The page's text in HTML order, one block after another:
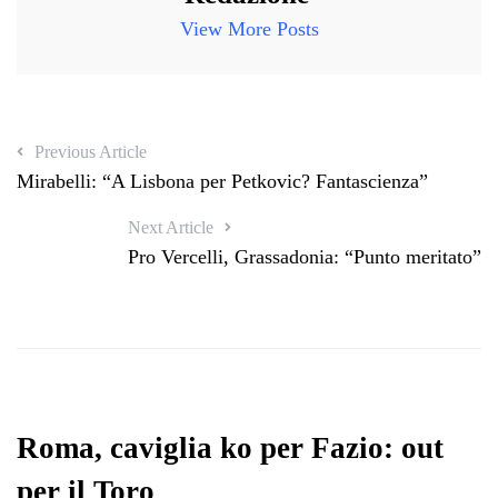
View More Posts
Previous Article
Mirabelli: “A Lisbona per Petkovic? Fantascienza”
Next Article
Pro Vercelli, Grassadonia: “Punto meritato”
Roma, caviglia ko per Fazio: out